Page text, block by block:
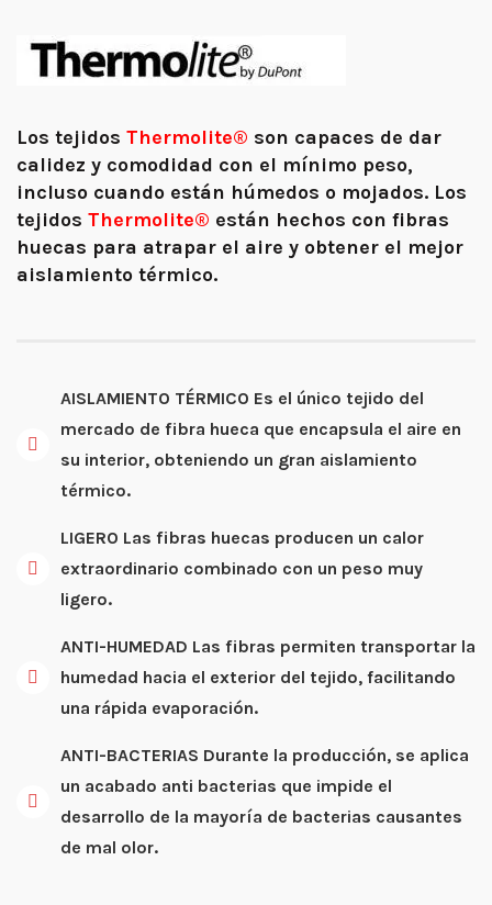
Los tejidos Thermolite® son capaces de dar
calidez y comodidad con el mínimo peso,
incluso cuando están húmedos o mojados. Los
tejidos Thermolite® están hechos con fibras
huecas para atrapar el aire y obtener el mejor
aislamiento térmico.
AISLAMIENTO TÉRMICO Es el único tejido del
mercado de fibra hueca que encapsula el aire en
su interior, obteniendo un gran aislamiento
térmico.
LIGERO Las fibras huecas producen un calor
extraordinario combinado con un peso muy
ligero.
ANTI-HUMEDAD Las fibras permiten transportar la
humedad hacia el exterior del tejido, facilitando
una rápida evaporación.
ANTI-BACTERIAS Durante la producción, se aplica
un acabado anti bacterias que impide el
desarrollo de la mayoría de bacterias causantes
de mal olor.